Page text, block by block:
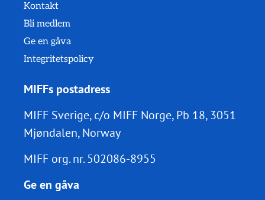
Kontakt
Bli medlem
Ge en gåva
Integritetspolicy
MIFFs postadress
MIFF Sverige, c/o MIFF Norge, Pb 18, 3051
Mjøndalen, Norway
MIFF org. nr.502086-8955
Ge en gåva